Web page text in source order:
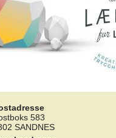
583
SANDNES